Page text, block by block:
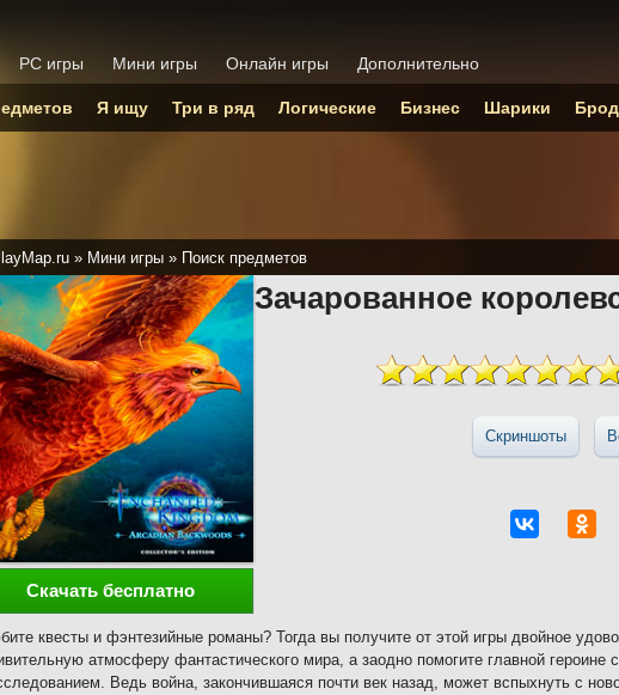
» Мини игры » Поиск предметов
Зачарованное
Скриншоты
Скачать бесплатно
квесты и фэнтезийные романы? Тогда вы получите от этой игры двойное
атмосферу фантастического мира, а заодно помогите главной героине
Ведь война, закончившаяся почти век назад, может вспыхнуть с
PC игры Мини игры Онлайн игры Дополнительно
Я ищу Три в ряд Логические Бизнес Шарики